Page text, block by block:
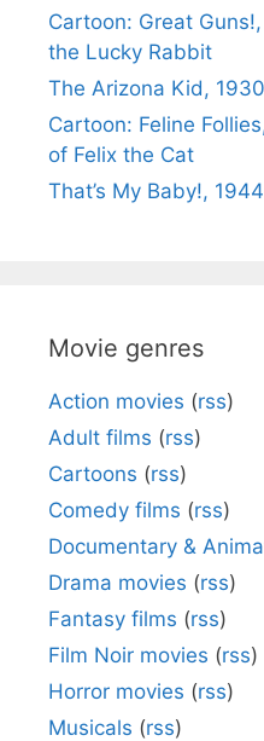
Cartoon: Great
the Lucky Rabbit
The Arizona Kid, 1930
Cartoon: Feline
of Felix the Cat
That’s My Baby!, 1944
Movie genres
Action movies (rss)
Adult films (rss)
Cartoons (rss)
Comedy films (rss)
Documentary &
Drama movies (rss)
Fantasy films (rss)
Film Noir movies (rss)
Horror movies (rss)
Musicals (rss)